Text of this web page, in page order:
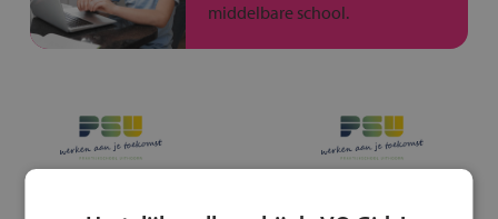
middelbare school.